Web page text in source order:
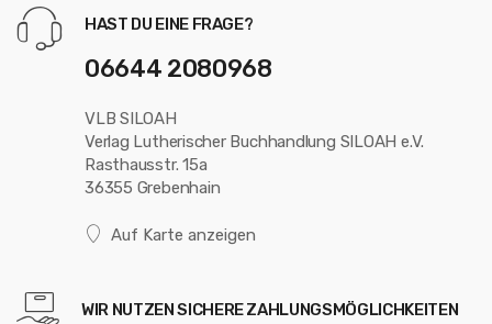
HAST DU EINE FRAGE?
06644 2080968
VLB SILOAH
Verlag Lutherischer Buchhandlung SILOAH e.V.
Rasthausstr. 15a
36355 Grebenhain
Auf Karte anzeigen
WIR NUTZEN SICHERE ZAHLUNGSMÖGLICHKEITEN